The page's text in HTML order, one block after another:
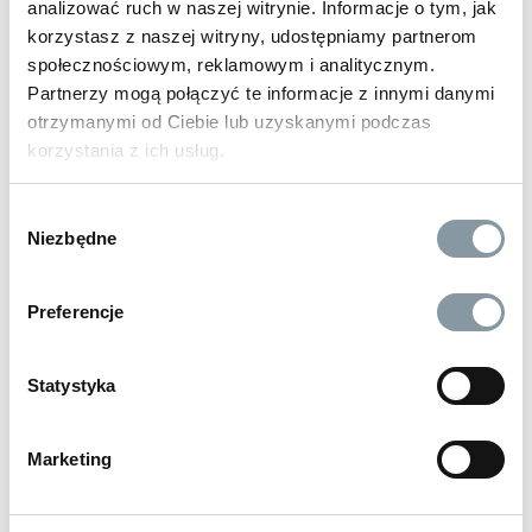
analizować ruch w naszej witrynie. Informacje o tym, jak
korzystasz z naszej witryny, udostępniamy partnerom
społecznościowym, reklamowym i analitycznym.
Partnerzy mogą połączyć te informacje z innymi danymi
otrzymanymi od Ciebie lub uzyskanymi podczas
korzystania z ich usług.
zgody
Niezbędne
Preferencje
Statystyka
Marketing
AKCESORIA
domu, rolnictwa i motoryzacji – PRO-CHEM